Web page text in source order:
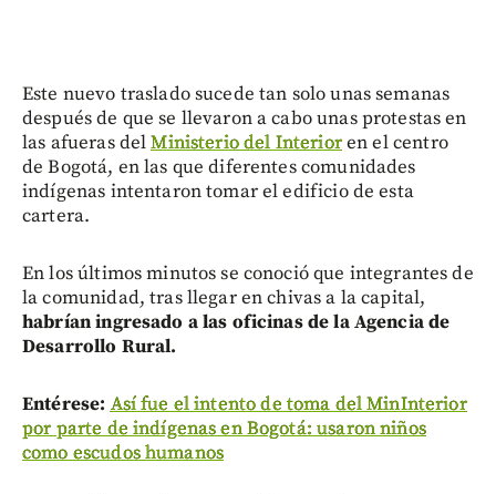
Este nuevo traslado sucede tan solo unas semanas
después de que se llevaron a cabo unas protestas en
las afueras delMinisterio del Interioren el centro
de Bogotá, en las que diferentes comunidades
indígenas intentaron tomar el edificio de esta
cartera.
En los últimos minutos se conoció que integrantes de
la comunidad, tras llegar en chivas a la capital,
habrían ingresado a las oficinas de la Agencia de
Desarrollo Rural.
Entérese: Así fue el intento de toma del MinInterior
por parte de indígenas en Bogotá: usaron niños
como escudos humanos